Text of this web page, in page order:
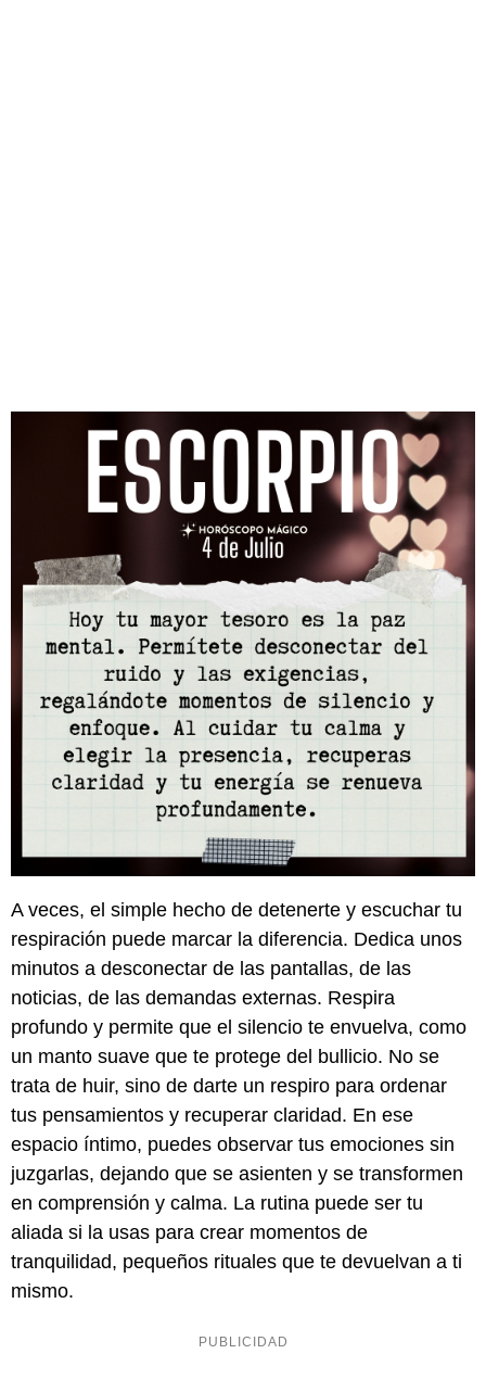
A veces, el simple hecho de detenerte y escuchar tu
respiración puede marcar la diferencia. Dedica unos
minutos a desconectar de las pantallas, de las
noticias, de las demandas externas. Respira
profundo y permite que el silencio te envuelva, como
un manto suave que te protege del bullicio. No se
trata de huir, sino de darte un respiro para ordenar
tus pensamientos y recuperar claridad. En ese
espacio íntimo, puedes observar tus emociones sin
juzgarlas, dejando que se asienten y se transformen
en comprensión y calma. La rutina puede ser tu
aliada si la usas para crear momentos de
tranquilidad, pequeños rituales que te devuelvan a ti
mismo.